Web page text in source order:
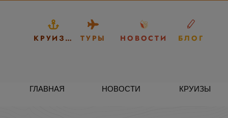
КРУИЗЫ ТУРЫ НОВОСТИ БЛОГ
ГЛАВНАЯ НОВОСТИ КРУИЗЫ